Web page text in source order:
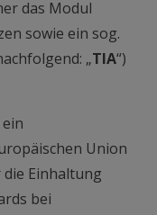
das Modul
sowie ein sog.
„TIA“)
Union
die Einhaltung
bei